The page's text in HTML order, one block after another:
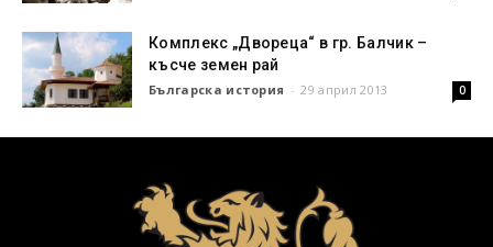
Комплекс „Двореца“ в гр. Балчик –
късче земен рай
Българска история - 29 април 2013 0